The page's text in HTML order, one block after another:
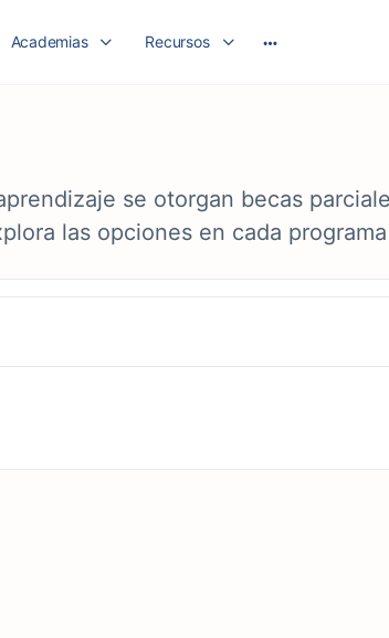
Academias Recursos
se otorgan becas
las opciones en cada